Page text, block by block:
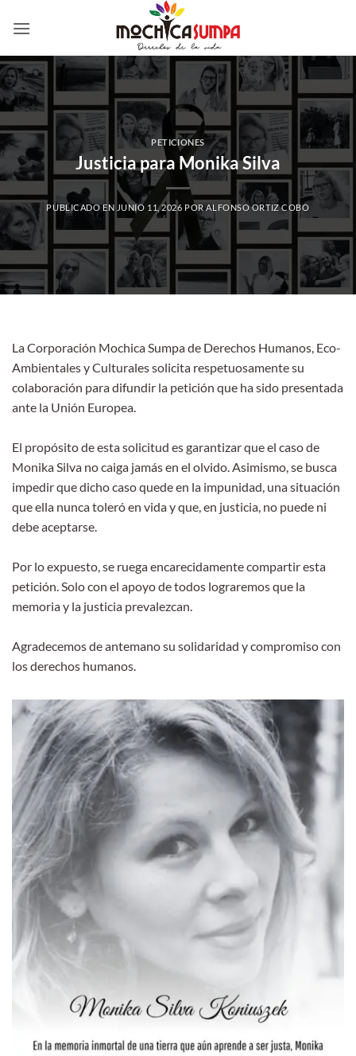
PETICIONES
Justicia para Monika Silva
PUBLICADO EN JUNIO 11, 2026 PORALFONSO ORTIZ COBO
La Corporación Mochica Sumpa de Derechos Humanos, Eco-
Ambientales y Culturales solicita respetuosamente su
colaboración para difundir la petición que ha sido presentada
ante la Unión Europea.
El propósito de esta solicitud es garantizar que el caso de
Monika Silva no caiga jamás en el olvido. Asimismo, se busca
impedir que dicho caso quede en la impunidad, una situación
que ella nunca toleró en vida y que, en justicia, no puede ni
debe aceptarse.
Por lo expuesto, se ruega encarecidamente compartir esta
petición. Solo con el apoyo de todos lograremos que la
memoria y la justicia prevalezcan.
Agradecemos de antemano su solidaridad y compromiso con
los derechos humanos.